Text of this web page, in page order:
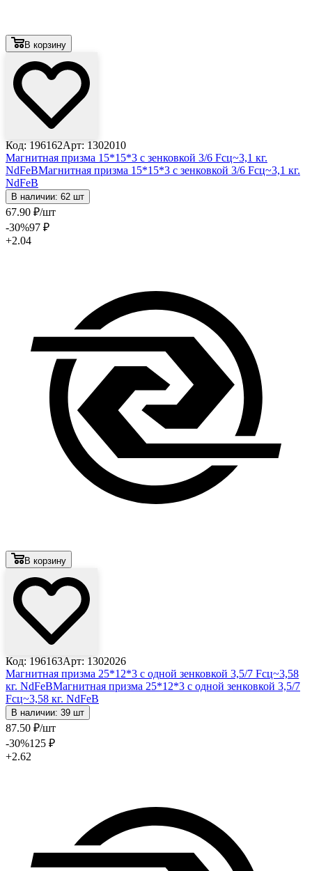
В корзину
Код: 196162Арт: 1302010
Магнитная призма 15*15*3 с зенковкой 3/6 Fсц~3,1 кг.
NdFeBМагнитная призма 15*15*3 с зенковкой 3/6 Fсц~3,1 кг.
NdFeB
В наличии: 62 шт
67.90 ₽/шт
-30%97 ₽
+2.04
В корзину
Код: 196163Арт: 1302026
Магнитная призма 25*12*3 с одной зенковкой 3,5/7 Fсц~3,58
кг. NdFeBМагнитная призма 25*12*3 с одной зенковкой 3,5/7
Fсц~3,58 кг. NdFeB
В наличии: 39 шт
87.50 ₽/шт
-30%125 ₽
+2.62